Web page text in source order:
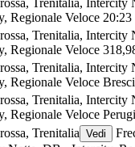
Regionale Veloce 20:23
Trenitalia, Intercity
Regionale Veloce
Trenitalia, Intercity
Regionale Veloce
Trenitalia, Intercity
Regionale Veloce
Trenitalia Vedi